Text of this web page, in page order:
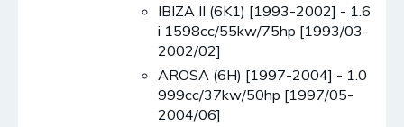
IBIZA II (6K1) [1993-2002] - 1.6
i 1598cc/55kw/75hp [1993/03-
2002/02]
AROSA (6H) [1997-2004] - 1.0
999cc/37kw/50hp [1997/05-
2004/06]